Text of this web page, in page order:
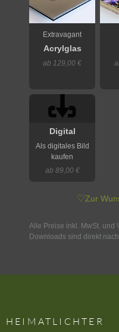
Extravagant
Acrylglas
ab 129,00 €
Digital
Als digitales Bild
kaufen
ab 89,00 €
♡Zur
Alle Preise inkl. MwSt. und
Downloads sind direkt
HEIMATLICHTER